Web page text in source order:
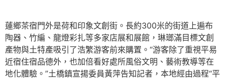
蓮鄉茶宿門外是荷和印象文創街。長約300米的街道上遍布
陶器、竹編、龍燈彩扎等多家店展和展館，琳瑯滿目標文創
產物與土特產吸引了浩繁游客前來購置。“游客除了重視平易
近宿住宿品德外，也加倍看好處所風俗文明、藝術教導等在
地化體驗。”土橋鎮宣揚委員黃萍告知記者，本地經由過程“平